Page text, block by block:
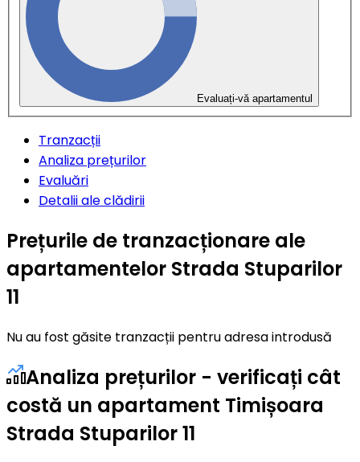
Evaluați-vă apartamentul
Tranzacții
Analiza prețurilor
Evaluări
Detalii ale clădirii
Prețurile de tranzacționare ale
apartamentelor Strada Stuparilor
11
Nu au fost găsite tranzacții pentru adresa introdusă
Analiza prețurilor - verificați cât
costă un apartament Timișoara
Strada Stuparilor 11